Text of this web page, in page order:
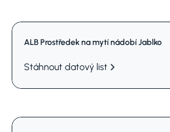
ALB Prostředek na mytí nádobí Jablko
Stáhnout datový list